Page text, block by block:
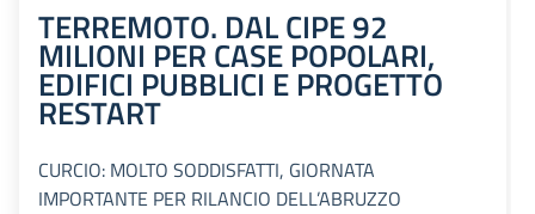
TERREMOTO. DAL CIPE 92
MILIONI PER CASE POPOLARI,
EDIFICI PUBBLICI E PROGETTO
RESTART
CURCIO: MOLTO SODDISFATTI, GIORNATA
IMPORTANTE PER RILANCIO DELL’ABRUZZO